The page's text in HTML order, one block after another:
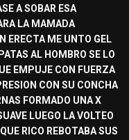
A SOBAR ESA
LA MAMADA
ERECTA ME UNTO GEL
AL HOMBRO SE LO
EMPUJE CON FUERZA
CON SU CONCHA
FORMADO UNA X
LUEGO LA VOLTEO
RICO REBOTABA SUS